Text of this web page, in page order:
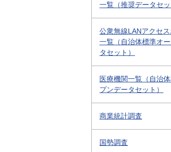
一覧（推奨データセッ
公衆無線LANアクセス
一覧（自治体標準オ
タセット）
医療機関一覧（自治
プンデータセット）
商業統計調査
国勢調査